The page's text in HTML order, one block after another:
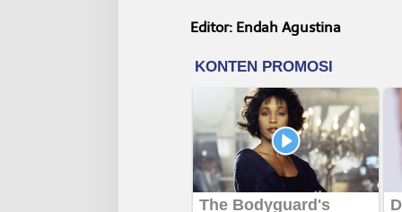
Editor: Endah Agustina